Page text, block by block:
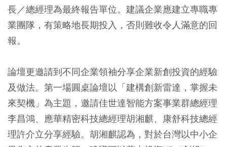
長／總經理為最終報告單位。建議企業應建立專職專
業團隊，有策略地長期投入，否則難收令人滿意的回
報。
論壇更邀請到不同企業領袖分享企業新創投資的經驗
及做法。第一場圓桌論壇以「建構創新雷達，掌握未
來契機」為主題，邀請佳世達智能方案事業群總經理
李昌鴻、應華精密科技總經理胡湘麒、康舒科技總經
理許介立分享經驗。胡湘麒認為，對於台灣以中小企